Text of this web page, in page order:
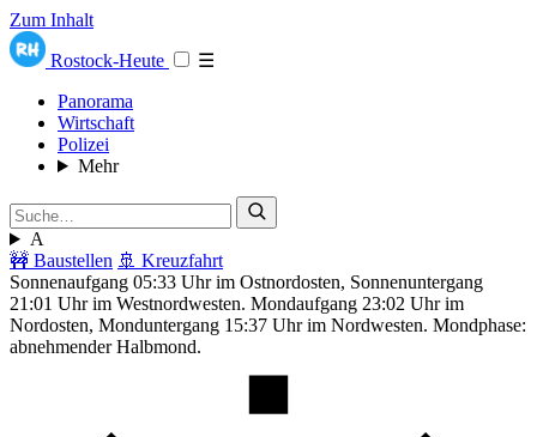
Zum Inhalt
Rostock-Heute
☰
Panorama
Wirtschaft
Polizei
Mehr
A
🚧 Baustellen 🚢 Kreuzfahrt
Sonnenaufgang 05:33 Uhr im Ostnordosten, Sonnenuntergang
21:01 Uhr im Westnordwesten. Mondaufgang 23:02 Uhr im
Nordosten, Monduntergang 15:37 Uhr im Nordwesten. Mondphase:
abnehmender Halbmond.